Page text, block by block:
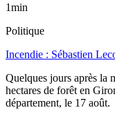
1min
Politique
Incendie : Sébastien
Quelques jours après la
hectares de forêt en
département, le 17 août.